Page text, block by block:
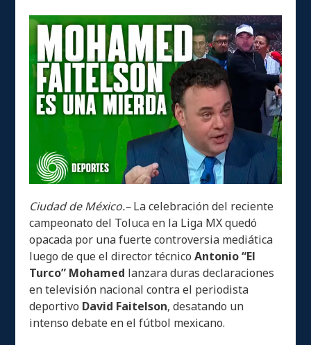
Ciudad de México.–La celebración del reciente
campeonato del Toluca en la Liga MX quedó
opacada por una fuerte controversia mediática
luego de que el director técnicoAntonio “El
Turco” Mohamed lanzara duras declaraciones
en televisión nacional contra el periodista
deportivo David Faitelson, desatando un
intenso debate en el fútbol mexicano.